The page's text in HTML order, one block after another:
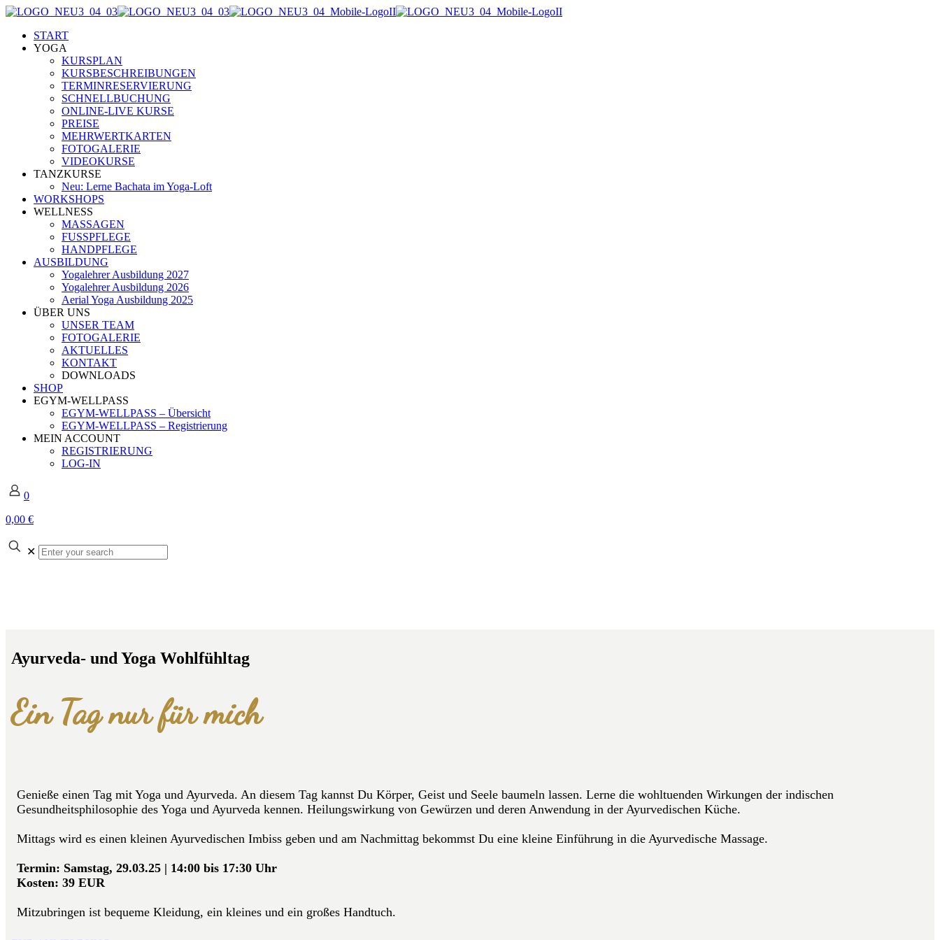
START
YOGA
KURSPLAN
KURSBESCHREIBUNGEN
TERMINRESERVIERUNG
SCHNELLBUCHUNG
ONLINE-LIVE KURSE
PREISE
MEHRWERTKARTEN
FOTOGALERIE
VIDEOKURSE
TANZKURSE
Neu: Lerne Bachata im Yoga-Loft
WORKSHOPS
WELLNESS
MASSAGEN
FUSSPFLEGE
HANDPFLEGE
AUSBILDUNG
Yogalehrer Ausbildung 2027
Yogalehrer Ausbildung 2026
Aerial Yoga Ausbildung 2025
ÜBER UNS
UNSER TEAM
FOTOGALERIE
AKTUELLES
KONTAKT
DOWNLOADS
SHOP
EGYM-WELLPASS
EGYM-WELLPASS – Übersicht
EGYM-WELLPASS – Registrierung
MEIN ACCOUNT
REGISTRIERUNG
LOG-IN
0
0,00 €
✕
Enter
your
Ayurveda- und Yoga Wohlfühltag
Ein Tag nur für mich
Genieße einen Tag mit Yoga und Ayurveda. An diesem Tag kannst Du Körper, Geist und Seele baumeln lassen. Lerne die wohltuenden Wirkungen der indischen
Gesundheitsphilosophie des Yoga und Ayurveda kennen. Heilungswirkung von Gewürzen und deren Anwendung in der Ayurvedischen Küche.
Mittags wird es einen kleinen Ayurvedischen Imbiss geben und am Nachmittag bekommst Du eine kleine Einführung in die Ayurvedische Massage.
Termin: Samstag, 29.03.25 | 14:00 bis 17:30 Uhr
Kosten: 39 EUR
Mitzubringen ist bequeme Kleidung, ein kleines und ein großes Handtuch.